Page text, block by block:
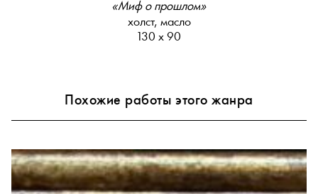
«Миф о прошлом»
холст, масло
130 х 90
Похожие работы этого жанра